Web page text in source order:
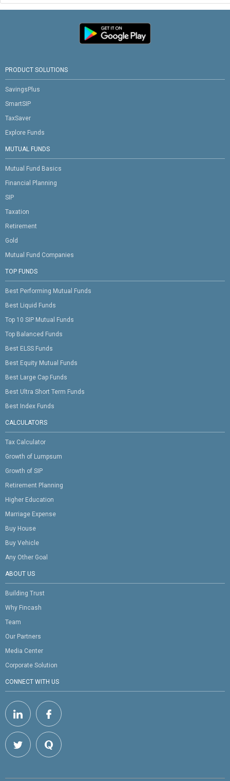
PRODUCT SOLUTIONS
SavingsPlus
SmartSIP
TaxSaver
Explore Funds
MUTUAL FUNDS
Mutual Fund Basics
Financial Planning
SIP
Taxation
Retirement
Gold
Mutual Fund Companies
TOP FUNDS
Best Performing Mutual Funds
Best Liquid Funds
Top 10 SIP Mutual Funds
Top Balanced Funds
Best ELSS Funds
Best Equity Mutual Funds
Best Large Cap Funds
Best Ultra Short Term Funds
Best Index Funds
CALCULATORS
Tax Calculator
Growth of Lumpsum
Growth of SIP
Retirement Planning
Higher Education
Marriage Expense
Buy House
Buy Vehicle
Any Other Goal
ABOUT US
Building Trust
Why Fincash
Team
Our Partners
Media Center
Corporate Solution
CONNECT WITH US